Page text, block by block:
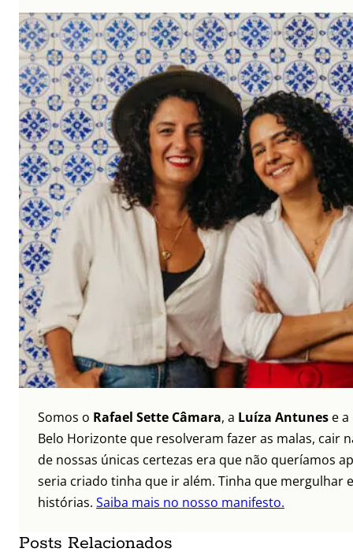
Somos o Rafael Sette Câmara, a Luíza Antunes e a
Belo Horizonte que resolveram fazer as malas, cair
de nossas únicas certezas era que não queríamos
seria criado tinha que ir além. Tinha que mergulhar
histórias. Saiba mais no nosso manifesto.
Posts Relacionados